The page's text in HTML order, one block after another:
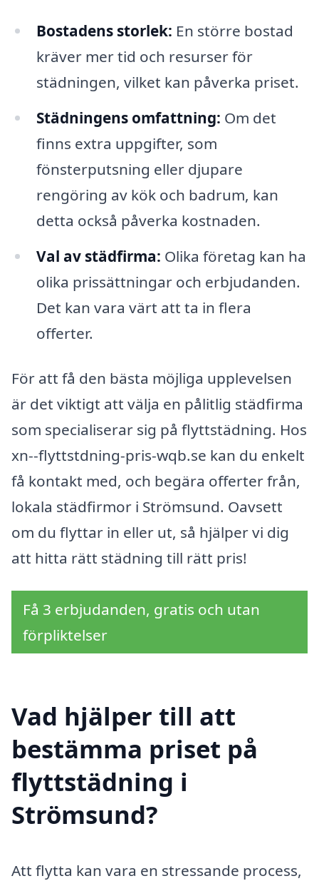
Bostadens storlek: En större bostad
kräver mer tid och resurser för
städningen, vilket kan påverka priset.
Städningens omfattning: Om det
finns extra uppgifter, som
fönsterputsning eller djupare
rengöring av kök och badrum, kan
detta också påverka kostnaden.
Val av städfirma: Olika företag kan ha
olika prissättningar och erbjudanden.
Det kan vara värt att ta in flera
offerter.
För att få den bästa möjliga upplevelsen
är det viktigt att välja en pålitlig städfirma
som specialiserar sig på flyttstädning. Hos
xn--flyttstdning-pris-wqb.se kan du enkelt
få kontakt med, och begära offerter från,
lokala städfirmor i Strömsund. Oavsett
om du flyttar in eller ut, så hjälper vi dig
att hitta rätt städning till rätt pris!
Få 3 erbjudanden, gratis och utan
förpliktelser
Vad hjälper till att
bestämma priset på
flyttstädning i
Strömsund?
Att flytta kan vara en stressande process,